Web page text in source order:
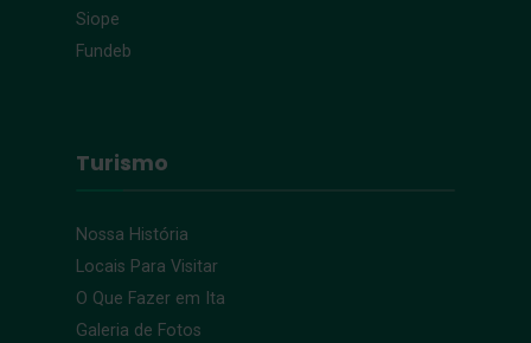
Siope
Fundeb
Turismo
Nossa História
Locais Para Visitar
O Que Fazer em Ita
Galeria de Fotos